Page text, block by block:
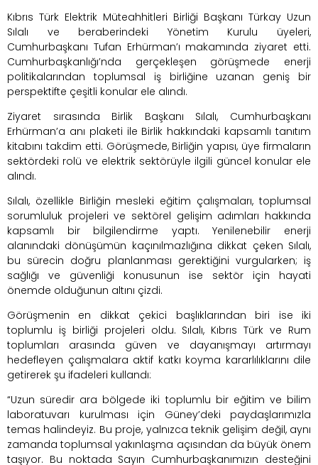
Kıbrıs Türk Elektrik Müteahhitleri Birliği Başkanı Türkay Uzun
Sılalı ve beraberindeki Yönetim Kurulu üyeleri,
Cumhurbaşkanı Tufan Erhürman’ı makamında ziyaret etti.
Cumhurbaşkanlığı’nda gerçekleşen görüşmede enerji
politikalarından toplumsal iş birliğine uzanan geniş bir
perspektifte çeşitli konular ele alındı.
Ziyaret sırasında Birlik Başkanı Sılalı, Cumhurbaşkanı
Erhürman’a anı plaketi ile Birlik hakkındaki kapsamlı tanıtım
kitabını takdim etti. Görüşmede, Birliğin yapısı, üye firmaların
sektördeki rolü ve elektrik sektörüyle ilgili güncel konular ele
alındı.
Sılalı, özellikle Birliğin mesleki eğitim çalışmaları, toplumsal
sorumluluk projeleri ve sektörel gelişim adımları hakkında
kapsamlı bir bilgilendirme yaptı. Yenilenebilir enerji
alanındaki dönüşümün kaçınılmazlığına dikkat çeken Sılalı,
bu sürecin doğru planlanması gerektiğini vurgularken; iş
sağlığı ve güvenliği konusunun ise sektör için hayati
önemde olduğunun altını çizdi.
Görüşmenin en dikkat çekici başlıklarından biri ise iki
toplumlu iş birliği projeleri oldu. Sılalı, Kıbrıs Türk ve Rum
toplumları arasında güven ve dayanışmayı artırmayı
hedefleyen çalışmalara aktif katkı koyma kararlılıklarını dile
getirerek şu ifadeleri kullandı:
“Uzun süredir ara bölgede iki toplumlu bir eğitim ve bilim
laboratuvarı kurulması için Güney’deki paydaşlarımızla
temas halindeyiz. Bu proje, yalnızca teknik gelişim değil, aynı
zamanda toplumsal yakınlaşma açısından da büyük önem
taşıyor. Bu noktada Sayın Cumhurbaşkanımızın desteğini